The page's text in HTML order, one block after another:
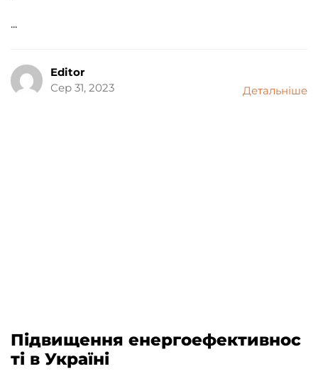
...
Editor
Сер 31, 2023
Детальніше
Підвищення енергоефективнос
ті в Україні